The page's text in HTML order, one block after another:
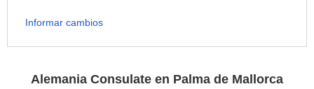
Informar cambios
Alemania Consulate en Palma de Mallorca